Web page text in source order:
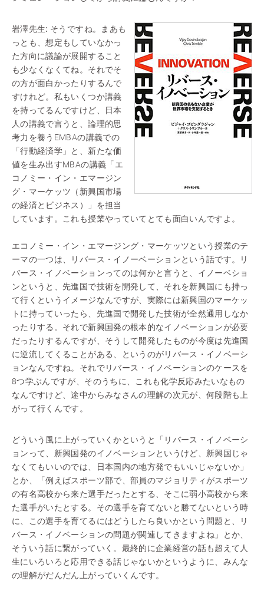
岩澤先生: そうですね。まあも
っとも、想定もしていなかっ
た方向に議論が展開すること
も少なくなくてね。それでそ
の方が面白かったりするんで
すけれど。私もいくつか講義
を持ってるんですけど、日本
人の講義で言うと、論理的思
考力を養うEMBAの講義での
「行動経済学」と、新たな価
値を生み出すMBAの講義「エ
コノミー・イン・エマージン
グ・マーケッツ（新興国市場
の経済とビジネス）」を担当
しています。これも授業やっていてとても面白いんですよ。
エコノミー・イン・エマージング・マーケッツという授業のテ
ーマの一つは、リバース・イノーベーションという話です。リ
バース・イノベーションってのは何かと言うと、イノーベショ
ンというと、先進国で技術を開発して、それを新興国にも持っ
て行くというイメージなんですが、実際には新興国のマーケッ
トに持っていったら、先進国で開発した技術が全然通用しなか
ったりする。それで新興国発の根本的なイノベーションが必要
だったりするんですが、そうして開発したものが今度は先進国
に逆流してくることがある、というのがリバース・イノベーシ
ョンなんですね。それでリバース・イノベーションのケースを
8つ学ぶんですが、そのうちに、これも化学反応みたいなもの
なんですけど、途中からみなさんの理解の次元が、何段階も上
がって行くんです。
どういう風に上がっていくかというと「リバース・イノベーシ
ョンって、新興国発のイノベーションというけど、新興国じゃ
なくてもいいのでは、日本国内の地方発でもいいじゃないか」
とか、「例えばスポーツ部で、部員のマジョリティがスポーツ
の有名高校から来た選手だったとする、そこに弱小高校から来
た選手がいたとする。その選手を育てないと勝てないという時
に、この選手を育てるにはどうしたら良いかという問題と、リ
バース・イノベーションの問題が関連してきますよね」とか、
そういう話に繋がっていく。最終的に企業経営の話も超えて人
生にいろいろと応用できる話じゃないかというように、みんな
の理解がだんだん上がっていくんです。